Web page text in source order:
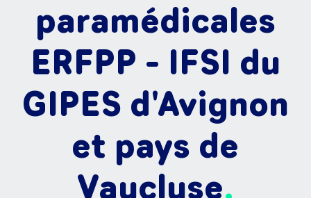
paramédicales
ERFPP - IFSI du
GIPES d'Avignon
et pays de
Vaucluse